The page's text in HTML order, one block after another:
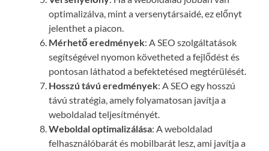
optimalizálva, mint a versenytársaidé, ez előnyt
jelenthet a piacon.
Mérhető eredmények: A SEO szolgáltatások
segítségével nyomon követheted a fejlődést és
pontosan láthatod a befektetésed megtérülését.
Hosszú távú eredmények: A SEO egy hosszú
távú stratégia, amely folyamatosan javítja a
weboldalad teljesítményét.
Weboldal optimalizálása: A weboldalad
felhasználóbarát és mobilbarát lesz, ami javítja a